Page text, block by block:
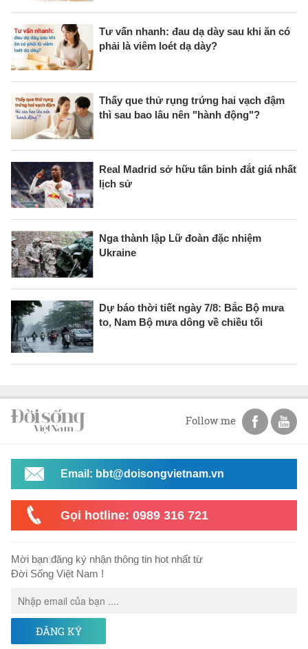
Tư vấn nhanh: đau dạ dày sau khi ăn có
phải là viêm loét dạ dày?
Thấy que thử rụng trứng hai vạch đậm
thì sau bao lâu nên "hành động"?
Real Madrid sở hữu tân binh đắt giá nhất
lịch sử
Nga thành lập Lữ đoàn đặc nhiệm
Ukraine
Dự báo thời tiết ngày 7/8: Bắc Bộ mưa
to, Nam Bộ mưa dông về chiều tối
Follow me
Email: bbt@doisongvietnam.vn
Gọi hotline: 0989 316 721
Mời bạn đăng ký nhận thông tin hot nhất từ
Đời Sống Việt Nam !
ĐĂNG KÝ